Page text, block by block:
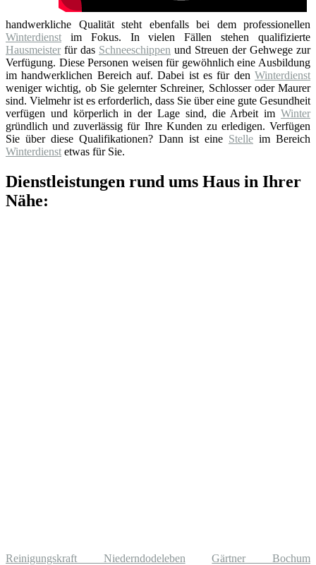
handwerkliche Qualität steht ebenfalls bei dem professionellen
Winterdienst im Fokus. In vielen Fällen stehen qualifizierte
Hausmeister für das Schneeschippen und Streuen der Gehwege zur
Verfügung. Diese Personen weisen für gewöhnlich eine Ausbildung
im handwerklichen Bereich auf. Dabei ist es für den Winterdienst
weniger wichtig, ob Sie gelernter Schreiner, Schlosser oder Maurer
sind. Vielmehr ist es erforderlich, dass Sie über eine gute Gesundheit
verfügen und körperlich in der Lage sind, die Arbeit im Winter
gründlich und zuverlässig für Ihre Kunden zu erledigen. Verfügen
Sie über diese Qualifikationen? Dann ist eine Stelle im Bereich
Winterdienst etwas für Sie.
Dienstleistungen rund ums Haus in Ihrer
Nähe:
Reinigungskraft Niederndodeleben
Gärtner Bochum